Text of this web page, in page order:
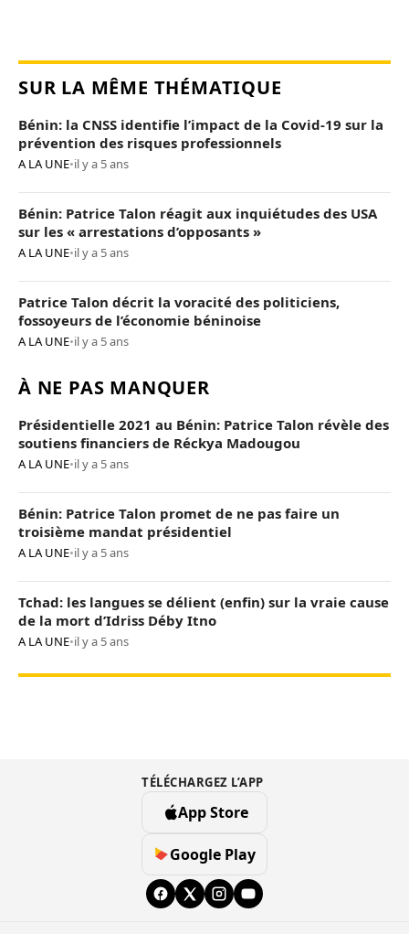
SUR LA MÊME THÉMATIQUE
Bénin: la CNSS identifie l’impact de la Covid-19 sur la
prévention des risques professionnels
A LA UNE•il y a 5 ans
Bénin: Patrice Talon réagit aux inquiétudes des USA
sur les « arrestations d’opposants »
A LA UNE•il y a 5 ans
Patrice Talon décrit la voracité des politiciens,
fossoyeurs de l’économie béninoise
A LA UNE•il y a 5 ans
À NE PAS MANQUER
Présidentielle 2021 au Bénin: Patrice Talon révèle des
soutiens financiers de Réckya Madougou
A LA UNE•il y a 5 ans
Bénin: Patrice Talon promet de ne pas faire un
troisième mandat présidentiel
A LA UNE•il y a 5 ans
Tchad: les langues se délient (enfin) sur la vraie cause
de la mort d’Idriss Déby Itno
A LA UNE•il y a 5 ans
TÉLÉCHARGEZ L’APP
App Store
Google Play